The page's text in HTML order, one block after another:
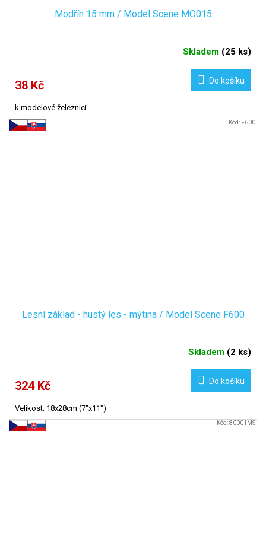
Modřín 15 mm / Model Scene MO015
Skladem (25 ks)
38 Kč Do košíku
k modelové železnici
Lesní základ - hustý les - mýtina / Model Scene F600
Skladem (2 ks)
324 Kč Do košíku
Velikost: 18x28cm (7"x11")
Kód: F600
Kód:80001MS